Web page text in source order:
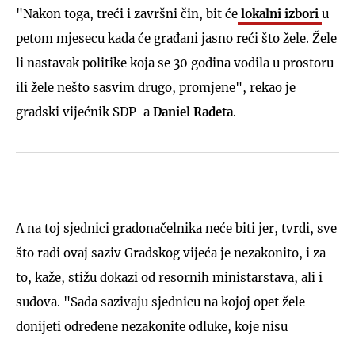
"Nakon toga, treći i završni čin, bit će lokalni izbori u
petom mjesecu kada će građani jasno reći što žele. Žele
li nastavak politike koja se 30 godina vodila u prostoru
ili žele nešto sasvim drugo, promjene", rekao je
gradski vijećnik SDP-a Daniel Radeta.
A na toj sjednici gradonačelnika neće biti jer, tvrdi, sve
što radi ovaj saziv Gradskog vijeća je nezakonito, i za
to, kaže, stižu dokazi od resornih ministarstava, ali i
sudova. "Sada sazivaju sjednicu na kojoj opet žele
donijeti određene nezakonite odluke, koje nisu